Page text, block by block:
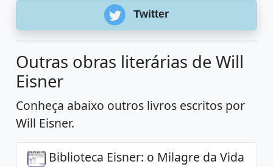
Twitter
Outras obras literárias de Will
Eisner
Conheça abaixo outros livros escritos por
Will Eisner.
Biblioteca Eisner: o Milagre da Vida